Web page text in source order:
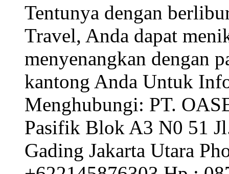
Tentunya dengan
Travel, Anda dapat
menyenangkan dengan
kantong Anda Untuk
Menghubungi: PT.
Pasifik Blok A3 N0 51
Gading Jakarta Utara